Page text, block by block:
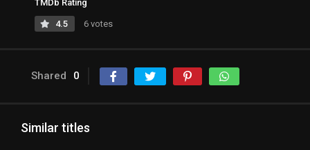
TMDb Rating
4.5 6 votes
Shared 0
Similar titles